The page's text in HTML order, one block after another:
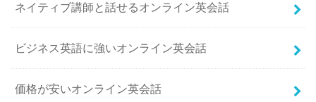
ネイティブ講師と話せるオンライン英会話
ビジネス英語に強いオンライン英会話
価格が安いオンライン英会話